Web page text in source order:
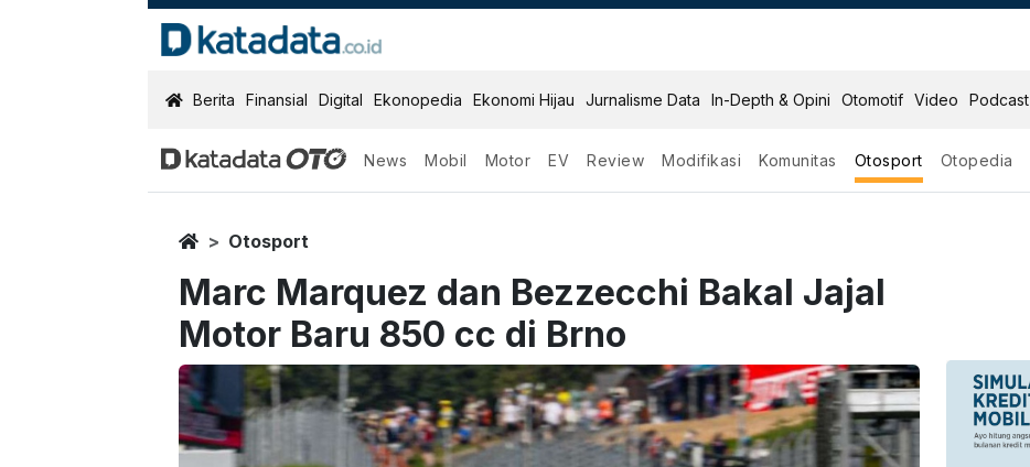
KatadataOTO
Berita Finansial Digital Ekonopedia Ekonomi Hijau Jurnalisme Data In-Depth & Opini Otomotif Video Podcast
News Mobil Motor EV Review Modifikasi Komunitas Otosport Otopedia
HomeOtosport
Marc Marquez dan Bezzecchi Bakal Jajal
Motor Baru 850 cc di Brno